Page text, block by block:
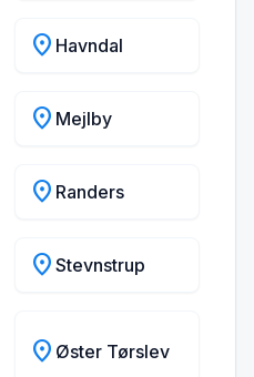
location_on Havndal
location_on Mejlby
location_on Randers
location_on Stevnstrup
location_on Øster Tørslev